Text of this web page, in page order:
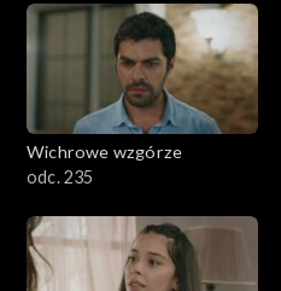
Wichrowe wzgórze
odc. 235